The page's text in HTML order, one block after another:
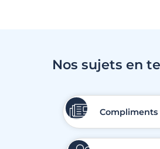
Nos sujets en